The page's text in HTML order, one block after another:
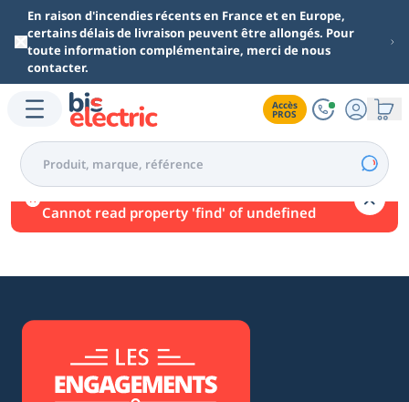
Aller au contenu principal
En raison d'incendies récents en France et en Europe,
certains délais de livraison peuvent être allongés. Pour
toute information complémentaire, merci de nous
contacter.
Accès
PROS
Une erreur est survenue.
Cannot read property 'find' of undefined